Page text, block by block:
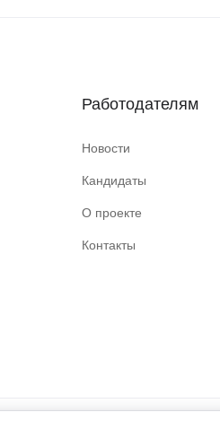
Работодателям
Новости
Кандидаты
О проекте
Контакты